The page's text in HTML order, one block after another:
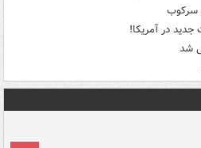
سرکوب
در آمریکا!
شد